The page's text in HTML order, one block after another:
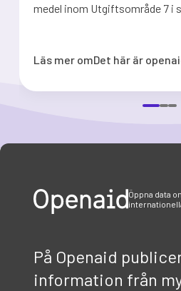
medel inom Utgiftsområde 7 i
Läs mer omDet här är
Öppna data
På Openaid
information från